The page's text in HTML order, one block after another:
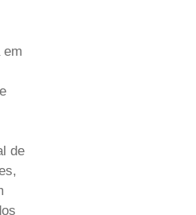
em
de